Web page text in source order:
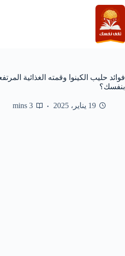
التجاوز
إلى
المحتوى
فوائد حليب الكينوا وقمته الغذائية
بنفسك؟
19 يناير، 2025 3 mins